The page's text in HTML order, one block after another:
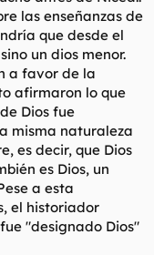
las enseñanzas de
que desde el
un dios menor.
a favor de la
afirmaron lo que
Dios fue
misma naturaleza
es decir, que Dios
es Dios, un
a esta
el historiador
"designado Dios"